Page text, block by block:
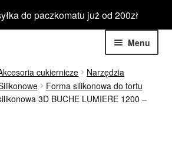
do paczkomatu już od 200zł
Menu
menu
Rozwiń
cukiernicze
Narzędzia
Forma silikonowa do tortu
3D BUCHE LUMIERE 1200 –